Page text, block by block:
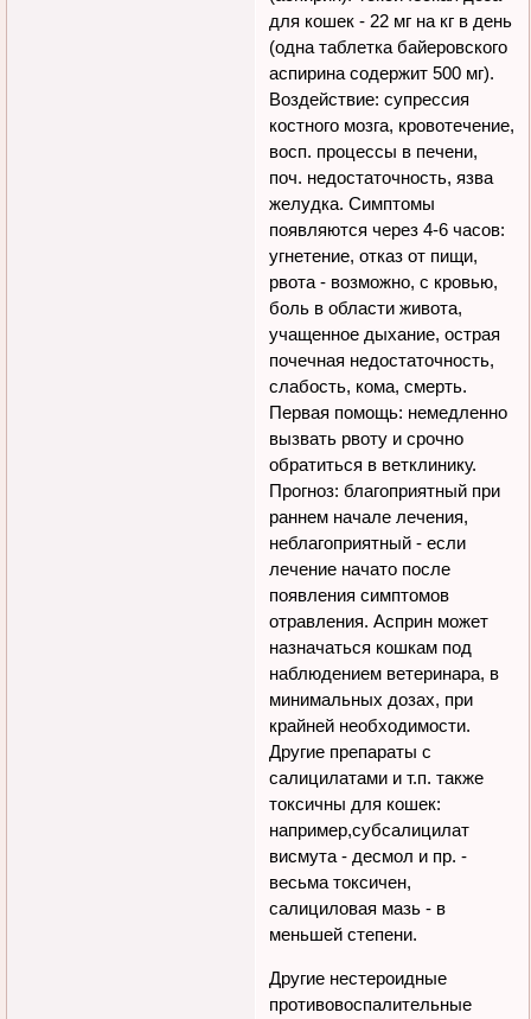
для кошек - 22 мг на кг в день
(одна таблетка байеровского
аспирина содержит 500 мг).
Воздействие: супрессия
костного мозга, кровотечение,
восп. процессы в печени,
поч. недостаточность, язва
желудка. Симптомы
появляются через 4-6 часов:
угнетение, отказ от пищи,
рвота - возможно, с кровью,
боль в области живота,
учащенное дыхание, острая
почечная недостаточность,
слабость, кома, смерть.
Первая помощь: немедленно
вызвать рвоту и срочно
обратиться в ветклинику.
Прогноз: благоприятный при
раннем начале лечения,
неблагоприятный - если
лечение начато после
появления симптомов
отравления. Асприн может
назначаться кошкам под
наблюдением ветеринара, в
минимальных дозах, при
крайней необходимости.
Другие препараты с
салицилатами и т.п. также
токсичны для кошек:
например,субсалицилат
висмута - десмол и пр. -
весьма токсичен,
салициловая мазь - в
меньшей степени.
Другие нестероидные
противовоспалительные